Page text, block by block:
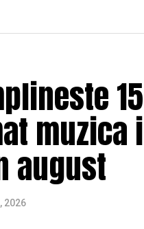
august
2026